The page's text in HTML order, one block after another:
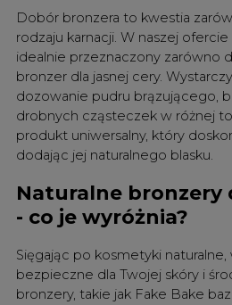
Dobór bronzera to kwestia
rodzaju karnacji. W naszej
idealnie przeznaczony zarówno
bronzer dla jasnej cery.
dozowanie pudru brązującego,
drobnych cząsteczek w różnej
produkt uniwersalny, który
dodając jej naturalnego blasku.
Naturalne bronzery
- co je wyróżnia?
Sięgając po kosmetyki
bezpieczne dla Twojej skóry i
bronzery, takie jak Fake Bake